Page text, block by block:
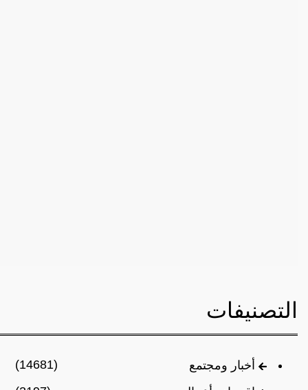
التصنيفات
أخبار ومجتمع
(14681)